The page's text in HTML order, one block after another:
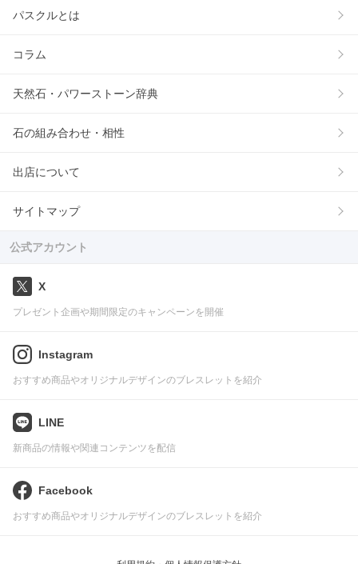
パスクルとは
コラム
天然石・パワーストーン辞典
石の組み合わせ・相性
出店について
サイトマップ
公式アカウント
X
プレゼント企画や期間限定のキャンペーンを開催
Instagram
おすすめ商品やオリジナルデザインのブレスレットを紹介
LINE
新商品の情報や関連コンテンツを配信
Facebook
おすすめ商品やオリジナルデザインのブレスレットを紹介